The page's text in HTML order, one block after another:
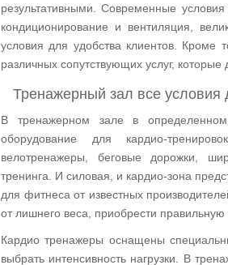
результативными. Современные
кондиционирование и вентиляция,
условия для удобства клиентов.
различных сопутствующих услуг,
Тренажерный зал все условия
В тренажерном зале в
оборудование для кардио-
велотренажеры, беговые дорожки,
тренинга. И силовая, и кардио-зона
для фитнеса от известных
от лишнего веса, приобрести
Кардио тренажеры оснащены
выбрать интенсивность нагрузки. В